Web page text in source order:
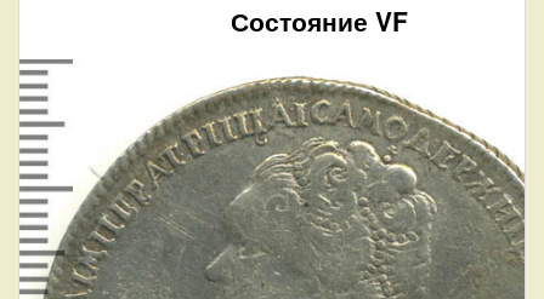
Состояние VF